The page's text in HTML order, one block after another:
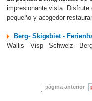
impresionante vista. Disfrute
pequeño y acogedor
Berg- Skigebiet -
Wallis - Visp - Schweiz -
página anterior